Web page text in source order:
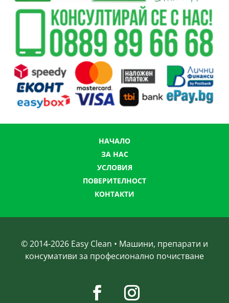
НАЧАЛО
ЗА НАС
УСЛОВИЯ
ПОВЕРИТЕЛНОСТ
КОНТАКТИ
© 2014-2026 Easy Clean • Машини, препарати и
консумативи за професионално почистване